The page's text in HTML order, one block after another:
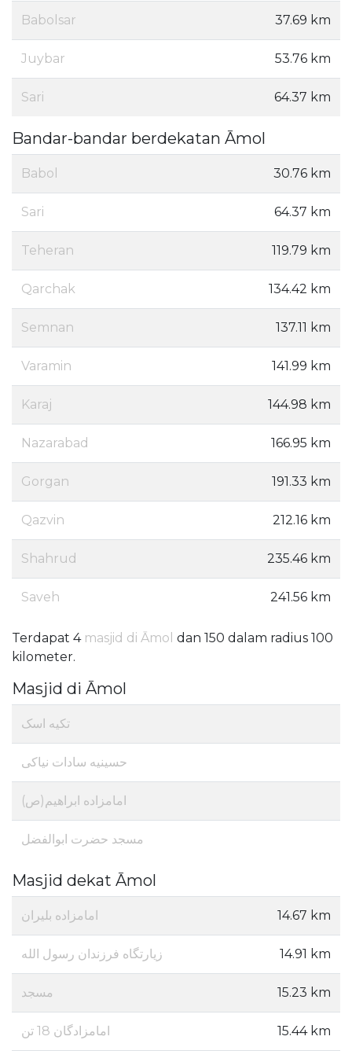
Babolsar 37.69 km
Juybar 53.76 km
Sari 64.37 km
Bandar-bandar berdekatan Āmol
Babol 30.76 km
Sari 64.37 km
Teheran 119.79 km
Qarchak 134.42 km
Semnan 137.11 km
Varamin 141.99 km
Karaj 144.98 km
Nazarabad 166.95 km
Gorgan 191.33 km
Qazvin 212.16 km
Shahrud 235.46 km
Saveh 241.56 km
Terdapat 4 masjid di Āmol dan 150 dalam radius 100
kilometer.
Masjid di Āmol
تکیه اسک
حسینیه سادات نیاکی
امامزاده ابراهیم(ص)
مسجد حضرت ابوالفضل
Masjid dekat Āmol
امامزاده بلیران 14.67 km
زیارتگاه فرزندان رسول الله 14.91 km
مسجد 15.23 km
امامزادگان 18 تن 15.44 km